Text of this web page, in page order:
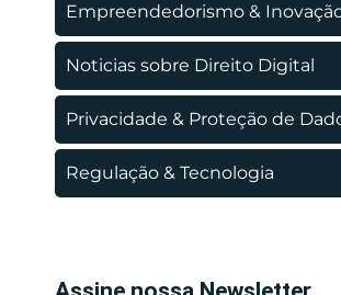
Empreendedorismo &
Noticias sobre Direito Digital
Privacidade & Proteção de
Regulação & Tecnologia